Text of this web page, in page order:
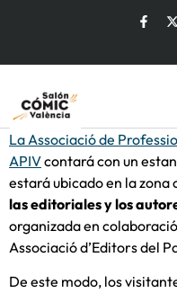
La Associació de
APIVcontará con un
estará ubicado en la
las editoriales y los
organizada en
Associació d’Editors del
De este modo, los